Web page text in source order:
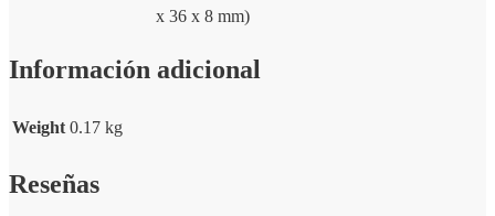
x 36 x 8 mm)
Información adicional
Weight 0.17 kg
Reseñas